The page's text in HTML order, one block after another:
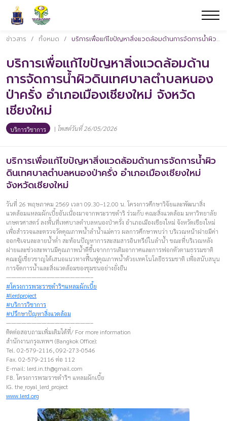
ข่าวสาร / ทั้งหมด / บริการเพื่อแก้ไขปัญหาสิ่งแวดล้อมด้านการจัดการน้ำผิวดินเทศบาลตำบลหนองป่าครั่ง อำเภอเมืองเชียงใหม่ จังหวัดเชียงใหม่
บริการเพื่อแก้ไขปัญหาสิ่งแวดล้อมด้าน
การจัดการน้ำผิวดินเทศบาลตำบลหนอง
ป่าครั่ง อำเภอเมืองเชียงใหม่ จังหวัด
เชียงใหม่
บริการวิชาการ | โพสต์วันที่ 26/05/2026
บริการเพื่อแก้ไขปัญหาสิ่งแวดล้อมด้านการจัดการน้ำผิว
ดินเทศบาลตำบลหนองป่าครั่ง อำเภอเมืองเชียงใหม่
จังหวัดเชียงใหม่
วันที่ 26 พฤษภาคม 2569 เวลา 09.30–12.00 น. โครงการศึกษาวิจัยและพัฒนาสิ่ง
แวดล้อมแหลมผักเบี้ยอันเนื่องมาจากพระราชดำริ ร่วมกับ คณะสิ่งแวดล้อม มหาวิทยาลัย
เกษตรศาสตร์ ลงพื้นที่เทศบาลตำบลหนองป่าครั่ง อำเภอเมืองเชียงใหม่ จังหวัดเชียงใหม่
เพื่อสำรวจและตรวจวัดคุณภาพน้ำลำน้ำแม่คาว ผลการศึกษาพบว่า บริเวณหน้าฝายมีค่า
ออกซิเจนละลายน้ำต่ำ สะท้อนปัญหาการสะสมสารอินทรีย์ในลำน้ำ ขณะที่บริเวณหลัง
ฝายและช่วงสะพานมีคุณภาพน้ำดีขึ้นจากการเติมอากาศและการฟอกตัวตามธรรมชาติ
คณะผู้เชี่ยวชาญได้เสนอแนวทางฟื้นฟูคุณภาพน้ำด้วยเทคโนโลยีธรรมชาติ เพื่อสนับสนุน
การจัดการน้ำและสิ่งแวดล้อมของชุมชนอย่างยั่งยืน
————————–————————–
#โครงการพระราชดำริฯแหลมผักเบี้ย
#lerdproject
#บริการวิชาการ
#ปรึกษาปัญหาสิ่งแวดล้อม
————————–————————–
ติดต่อสอบถามเพิ่มเติมได้ที่/ For more information
สำนักงานกรุงเทพฯ (Bangkok Office):
Tel. 02-579-2116, 092-273-0546
Fax. 02-579-2116 ต่อ 112
E-mail: lerd.in.th@gmail.com
FB. โครงการพระราชดำริฯ แหลมผักเบี้ย
IG. the_royal_lerd_project
www.lerd.org